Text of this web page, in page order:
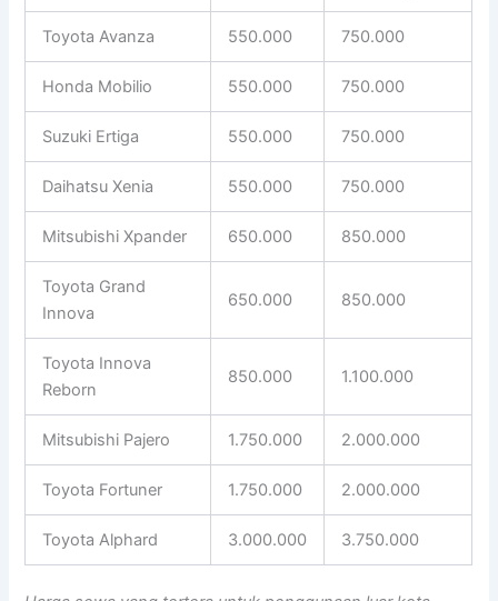
Toyota Avanza 550.000 750.000
Honda Mobilio 550.000 750.000
Suzuki Ertiga 550.000 750.000
Daihatsu Xenia 550.000 750.000
Mitsubishi Xpander 650.000 850.000
Toyota Grand
Innova
650.000 850.000
Toyota Innova
Reborn
850.000 1.100.000
Mitsubishi Pajero 1.750.000 2.000.000
Toyota Fortuner 1.750.000 2.000.000
Toyota Alphard 3.000.000 3.750.000